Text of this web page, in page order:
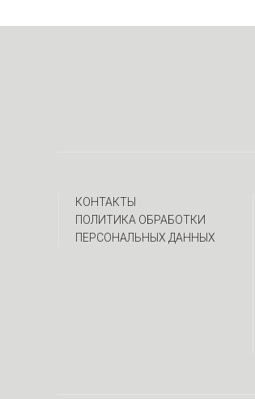
КОНТАКТЫ
ПОЛИТИКА ОБРАБОТКИ
ПЕРСОНАЛЬНЫХ ДАННЫХ